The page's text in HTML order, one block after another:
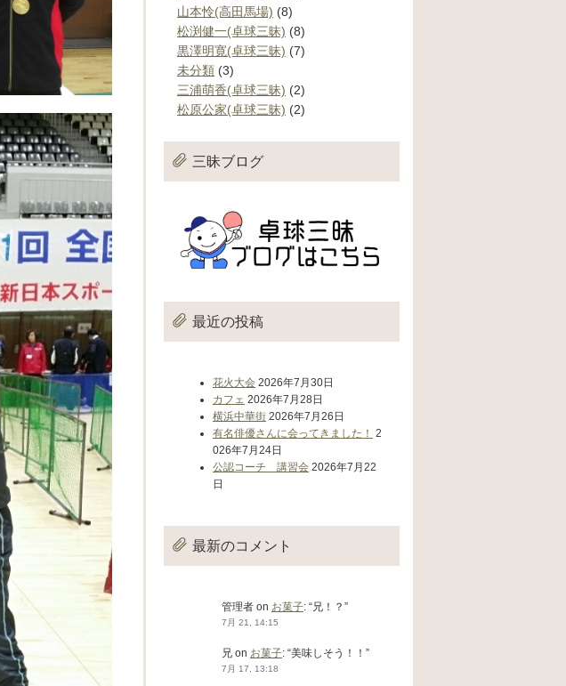
山本怜(高田馬場) (8)
松渕健一(卓球三昧) (8)
黒澤明寛(卓球三昧) (7)
未分類 (3)
三浦萌香(卓球三昧) (2)
松原公家(卓球三昧) (2)
三昧ブログ
最近の投稿
花火大会 2026年7月30日
カフェ 2026年7月28日
横浜中華街 2026年7月26日
有名俳優さんに会ってきました！ 2
026年7月24日
公認コーチ 講習会 2026年7月22
日
最新のコメント
管理者 on お菓子: “兄！？ ”
7月 21, 14:15
兄 on お菓子: “美味しそう！！ ”
7月 17, 13:18